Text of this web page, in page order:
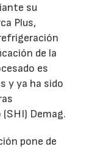
su
Plus,
de la
es
y ya ha sido
Demag.
pone de